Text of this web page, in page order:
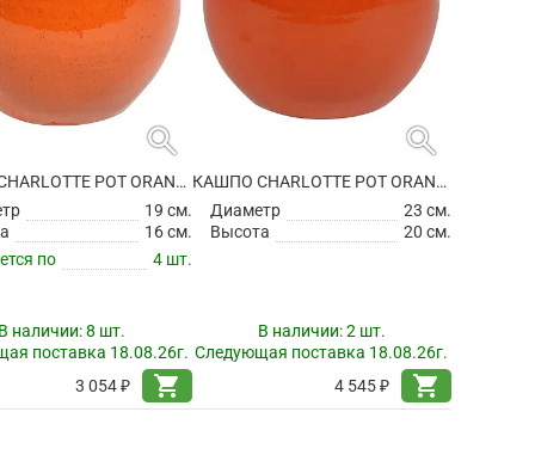
search
КАШПО CHARLOTTE POT ORANGE
19 см.
16 см.
по
4 шт.
наличии:8 шт.
поставка 18.08.26г.
3 054 ₽
shopping_cart
search
КАШПО CHARLOTTE POT ORANGE
Диаметр
23 см.
Высота
20 см.
В наличии:2 шт.
Следующая поставка 18.08.26г.
4 545 ₽
shopping_cart